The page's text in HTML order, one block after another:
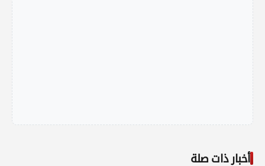
أخبار ذات صلة